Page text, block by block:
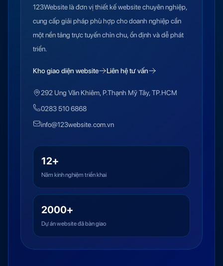
123Website là đơn vị thiết kế website chuyên nghiệp,
cung cấp giải pháp phù hợp cho doanh nghiệp cần
một nền tảng trực tuyến chỉn chu, ổn định và dễ phát
triển.
Kho giao diện website Liên hệ tư vấn
292 Ung Văn Khiêm, P.Thạnh Mỹ Tây, TP.HCM
0283 510 6868
info@123website.com.vn
12+
Năm kinh nghiệm triển khai
2000+
Dự án website đã bàn giao